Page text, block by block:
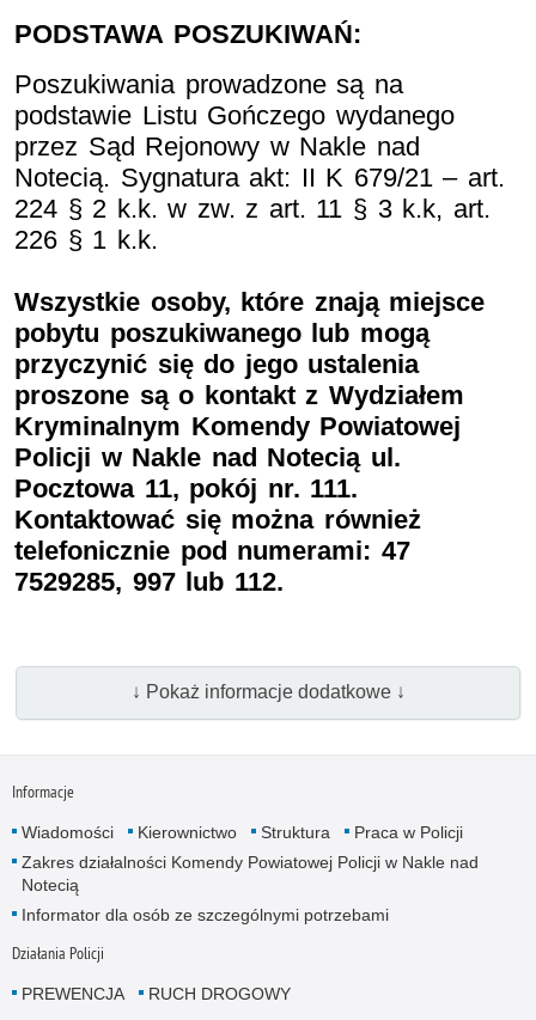
PODSTAWA POSZUKIWAŃ:
Poszukiwania prowadzone są na
podstawie Listu Gończego wydanego
przez Sąd Rejonowy w Nakle nad
Notecią. Sygnatura akt: II K 679/21 – art.
224 § 2 k.k. w zw. z art. 11 § 3 k.k, art.
226 § 1 k.k.
Wszystkie osoby, które znają miejsce
pobytu poszukiwanego lub mogą
przyczynić się do jego ustalenia
proszone są o kontakt z Wydziałem
Kryminalnym Komendy Powiatowej
Policji w Nakle nad Notecią ul.
Pocztowa 11, pokój nr. 111.
Kontaktować się można również
telefonicznie pod numerami: 47
7529285, 997 lub 112.
↓ Pokaż informacje dodatkowe ↓
Informacje
Wiadomości Kierownictwo Struktura
Praca w Policji
Zakres działalności Komendy Powiatowej Policji w Nakle nad
Notecią
Informator dla osób ze szczególnymi potrzebami
Działania Policji
PREWENCJA RUCH DROGOWY